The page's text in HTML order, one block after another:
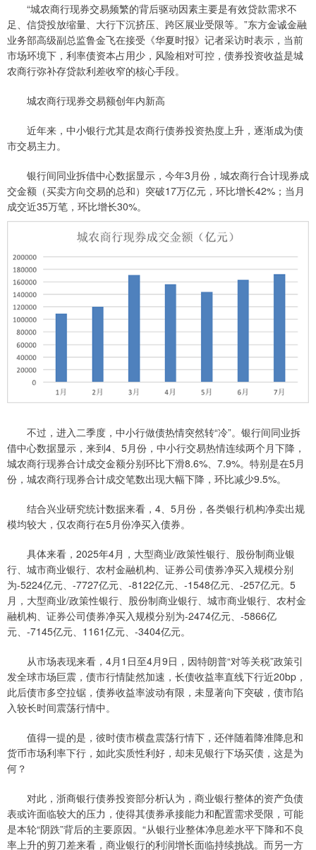
“城农商行现券交易频繁的背后驱动因素主要是有效贷款需求不
足、信贷投放缩量、大行下沉挤压、跨区展业受限等。”东方金诚金融
业务部高级副总监鲁金飞在接受《华夏时报》记者采访时表示，当前
市场环境下，利率债资本占用少，风险相对可控，债券投资收益是城
农商行弥补存贷款利差收窄的核心手段。
城农商行现券交易额创年内新高
近年来，中小银行尤其是农商行债券投资热度上升，逐渐成为债
市交易主力。
银行间同业拆借中心数据显示，今年3月份，城农商行合计现券成
交金额（买卖方向交易的总和）突破17万亿元，环比增长42%；当月
成交近35万笔，环比增长30%。
不过，进入二季度，中小行做债热情突然转“冷”。银行间同业拆
借中心数据显示，来到4、5月份，中小行交易热情连续两个月下降，
城农商行现券合计成交金额分别环比下滑8.6%、7.9%。特别是在5月
份，城农商行现券合计成交笔数出现大幅下降，环比减少9.5%。
结合兴业研究统计数据来看，4、5月份，各类银行机构净卖出规
模均较大，仅农商行在5月份净买入债券。
具体来看，2025年4月，大型商业/政策性银行、股份制商业银
行、城市商业银行、农村金融机构、证券公司债券净买入规模分别
为-5224亿元、-7727亿元、-8122亿元、-1548亿元、-257亿元。5
月，大型商业/政策性银行、股份制商业银行、城市商业银行、农村金
融机构、证券公司债券净买入规模分别为-2474亿元、-5866亿
元、-7145亿元、1161亿元、-3404亿元。
从市场表现来看，4月1日至4月9日，因特朗普“对等关税”政策引
发全球市场巨震，债市行情陡然加速，长债收益率直线下行近20bp，
此后债市多空拉锯，债券收益率波动有限，未显著向下突破，债市陷
入较长时间震荡行情中。
值得一提的是，彼时债市横盘震荡行情下，还伴随着降准降息和
货币市场利率下行，如此实质性利好，却未见银行下场买债，这是为
何？
对此，浙商银行债券投资部分析认为，商业银行整体的资产负债
表或许面临较大的压力，使得其债券承接能力和配置需求受限，可能
是本轮“阴跌”背后的主要原因。“从银行业整体净息差水平下降和不良
率上升的剪刀差来看，商业银行的利润增长面临持续挑战。而另一方